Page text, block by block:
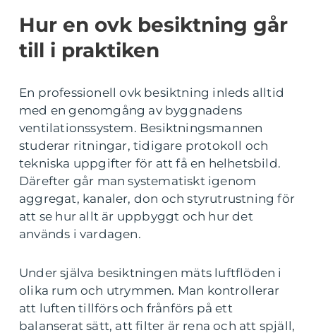
Hur en ovk besiktning går
till i praktiken
En professionell ovk besiktning inleds alltid
med en genomgång av byggnadens
ventilationssystem. Besiktningsmannen
studerar ritningar, tidigare protokoll och
tekniska uppgifter för att få en helhetsbild.
Därefter går man systematiskt igenom
aggregat, kanaler, don och styrutrustning för
att se hur allt är uppbyggt och hur det
används i vardagen.
Under själva besiktningen mäts luftflöden i
olika rum och utrymmen. Man kontrollerar
att luften tillförs och frånförs på ett
balanserat sätt, att filter är rena och att spjäll,